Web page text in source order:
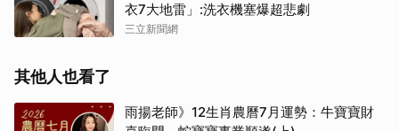
衣7大地雷」:洗衣機塞爆超悲劇
三立新聞網
其他人也看了
雨揚老師》12生肖農曆7月運勢：牛寶寶財